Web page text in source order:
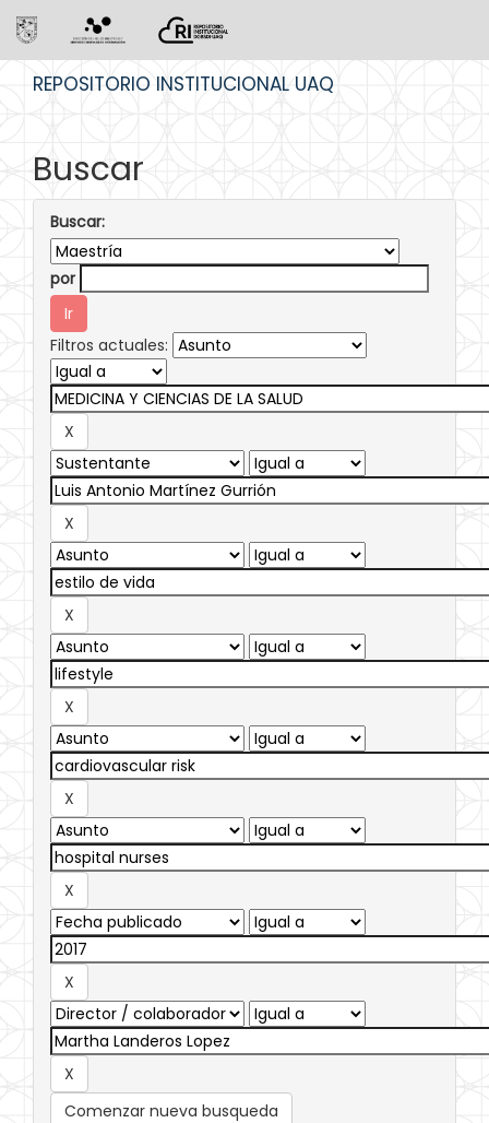
REPOSITORIO INSTITUCIONAL UAQ
Buscar
Buscar:
por
Filtros actuales:
Comenzar nueva busqueda